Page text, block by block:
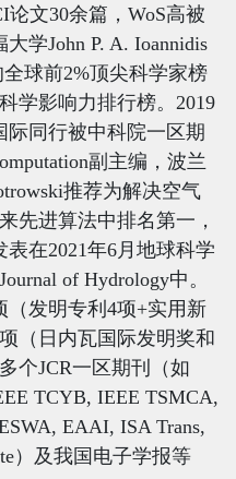
论文30余篇， WoS高被
大学John P. A. Ioannidis
球前2%顶尖科学家榜
学影响力排行榜。 2019
际同行被中科院一区期
副主编，波兰
推荐为解决空气
先进算法中排名第一，
表在2021年6月地球科学
Journal of Hydrology中。
（发明专利 4项+实用新
项（日内瓦国际发明奖和
个JCR一区期刊（如
TCYB, IEEE TSMCA,
EAAI, ISA Trans,
）及我国电子学报等